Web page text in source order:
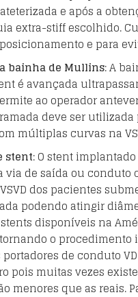
e após a
extra-stiff escolhido.
e para
bainha de Mullins: A
é avançada
ao operador
deve ser
múltiplas curvas na
stent: O stent
via de saída ou
dos pacientes
podendo atingir
disponíveis na
o procedimento
de conduto
pois muitas vezes
menores que as reais.